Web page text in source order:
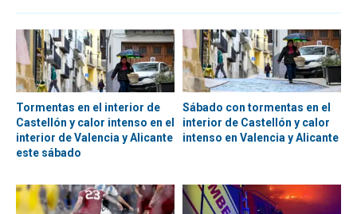
Tormentas en el interior de
Castellón y calor intenso en el
interior de Valencia y Alicante
este sábado
Sábado con tormentas en el
interior de Castellón y calor
intenso en Valencia y Alicante